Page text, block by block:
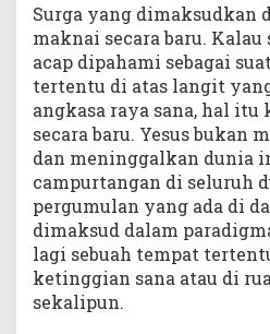
Surga yang dimaksudkan
maknai secara baru.
acap dipahami sebagai
tertentu di atas langit
angkasa raya sana, hal
secara baru. Yesus bukan
dan meninggalkan dunia
campurtangan di seluruh
pergumulan yang ada di
dimaksud dalam
lagi sebuah tempat
ketinggian sana atau di
sekalipun.